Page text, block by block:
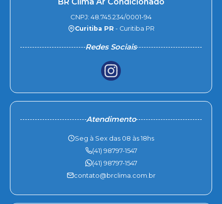
CNPJ: 48.745.234/0001-94
Curitiba PR - Curitiba PR
Redes Sociais
Atendimento
Seg à Sex das 08 às 18hs
(41) 98797-1547
(41) 98797-1547
contato@brclima.com.br